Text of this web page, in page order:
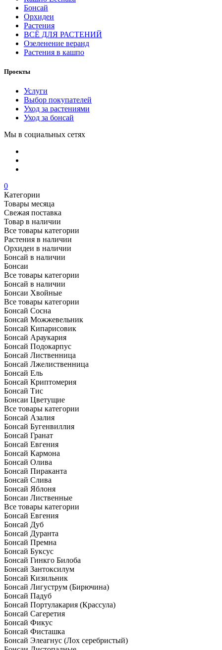
Бонсай
Орхидеи
Растения
ВСЁ ДЛЯ РАСТЕНИЙ
Озеленение веранд
Растения в кашпо
Проекты
Услуги
Выбор покупателей
Уход за растениями
Уход за бонсай
Мы в социальных сетях
0
Категории
Товары месяца
Свежая поставка
Товар в наличии
Все товары категории
Растения в наличии
Орхидеи в наличии
Бонсай в наличии
Бонсаи
Все товары категории
Бонсай в наличии
Бонсаи Хвойные
Все товары категории
Бонсай Сосна
Бонсай Можжевельник
Бонсай Кипарисовик
Бонсай Араукария
Бонсай Подокарпус
Бонсай Лиственница
Бонсай Лжелиственница
Бонсай Ель
Бонсай Криптомерия
Бонсай Тис
Бонсаи Цветущие
Все товары категории
Бонсай Азалия
Бонсай Бугенвиллия
Бонсай Гранат
Бонсай Евгения
Бонсай Кармона
Бонсай Олива
Бонсай Пираканта
Бонсай Слива
Бонсай Яблоня
Бонсаи Лиственные
Все товары категории
Бонсай Евгения
Бонсай Дуб
Бонсай Дуранта
Бонсай Премна
Бонсай Буксус
Бонсай Гинкго Билоба
Бонсай Зантоксилум
Бонсай Кизильник
Бонсай Лигуструм (Бирючина)
Бонсай Падуб
Бонсай Портулакария (Крассула)
Бонсай Сагеретия
Бонсай Фикус
Бонсай Фисташка
Бонсай Элеагнус (Лох серебристый)